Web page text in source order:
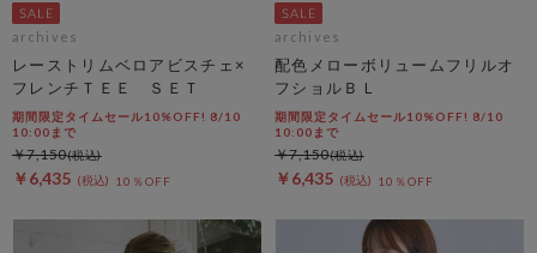
archives
レーストリムベロアビスチェ×
フレンチＴＥＥ ＳＥＴ
期間限定タイムセール10%OFF! 8/10
10:00まで
￥6,435 10％OFF
￥7,150
archives
配色メローボリュームフリルオ
フショルＢＬ
期間限定タイムセール10%OFF! 8/10
10:00まで
￥6,435 10％OFF
￥7,150